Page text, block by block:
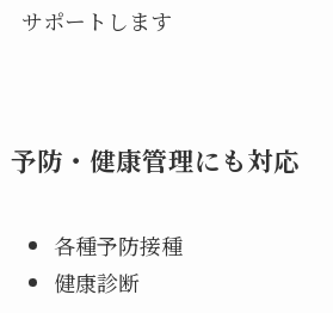
サポートします
予防・健康管理にも対応
各種予防接種
健康診断